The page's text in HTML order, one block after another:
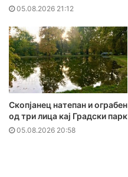
05.08.2026 21:12
Скопјанец натепан и ограбен
од три лица кај Градски парк
05.08.2026 20:58